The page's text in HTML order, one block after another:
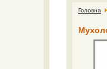
Головна